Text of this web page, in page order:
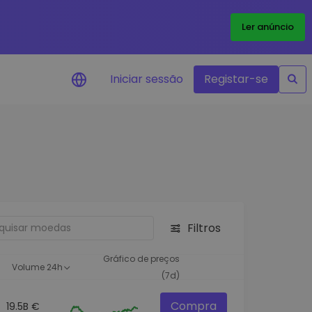
Ler anúncio
investimento
Ideias inteligentes para um
desempenho ótimo
Iniciar sessão Registar-se
Filtros
Volume 24h
Gráfico de preços
(7d)
19.5B € Compra